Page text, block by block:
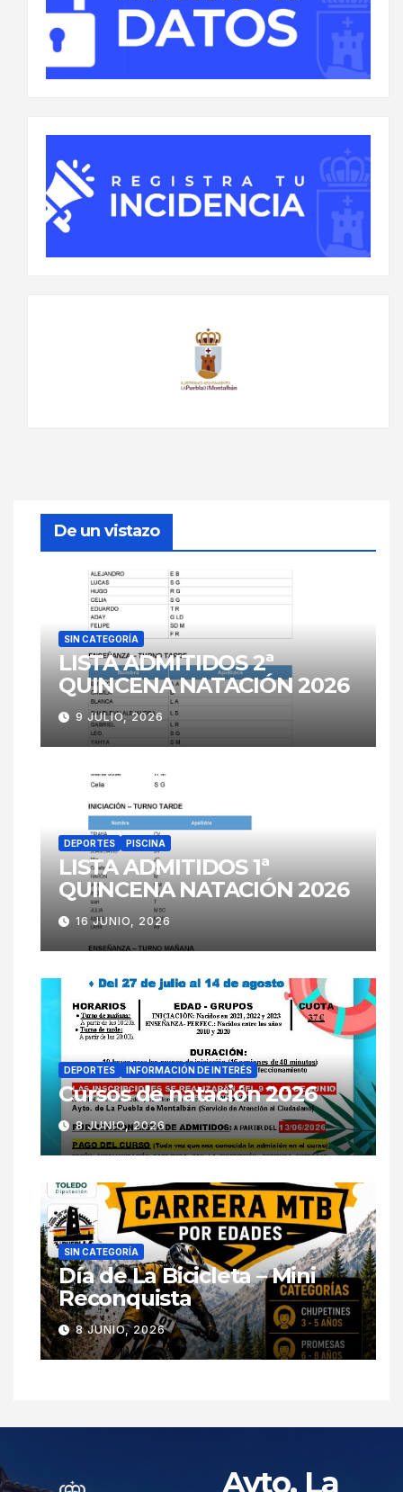
De un vistazo
SIN CATEGORÍA
LISTA ADMITIDOS 2ª
QUINCENA NATACIÓN 2026
9 JULIO, 2026
DEPORTES PISCINA
LISTA ADMITIDOS 1ª
QUINCENA NATACIÓN 2026
16 JUNIO, 2026
DEPORTES INFORMACIÓN DE INTERÉS
Cursos de natación 2026
8 JUNIO, 2026
SIN CATEGORÍA
Día de La Bicicleta – Mini
Reconquista
8 JUNIO, 2026
Ayto. La